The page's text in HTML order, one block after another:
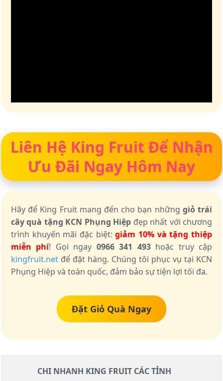
Liên Hệ King Fruit Để Nhận
Ưu Đãi Ngay Hôm Nay
Hãy để King Fruit mang đến cho bạn những giỏ trái
cây quà tặng KCN Phụng Hiệp đẹp nhất với chương
trình khuyến mãi đặc biệt:giảm 10% và tặng thiệp
miễn phí! Gọi ngay 0966 341 493hoặc truy cập
kingfruit.net để đặt hàng. Chúng tôi phục vụ tại KCN
Phụng Hiệp và toàn quốc, đảm bảo sự tiện lợi tối đa.
Đặt Giỏ Quà Ngay
CHI NHANH KING FRUIT CÁC TỈNH